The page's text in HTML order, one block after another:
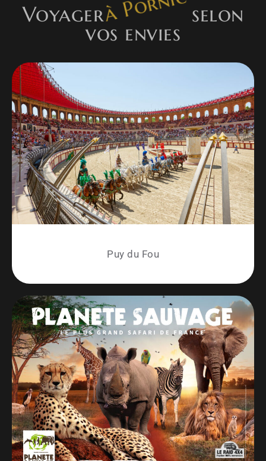
v
:
Voyagerà Pornic selon
vos envies
Puy du Fou